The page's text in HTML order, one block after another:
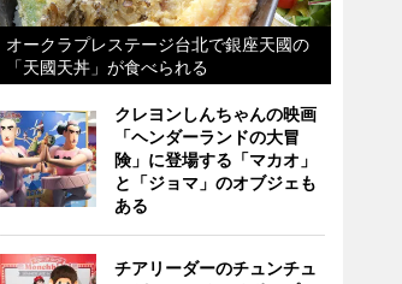
オークラプレステージ台北で銀座天國の
「天國天丼」が食べられる
クレヨンしんちゃんの映画
「ヘンダーランドの大冒
険」に登場する「マカオ」
と「ジョマ」のオブジェも
ある
チアリーダーのチュンチュ